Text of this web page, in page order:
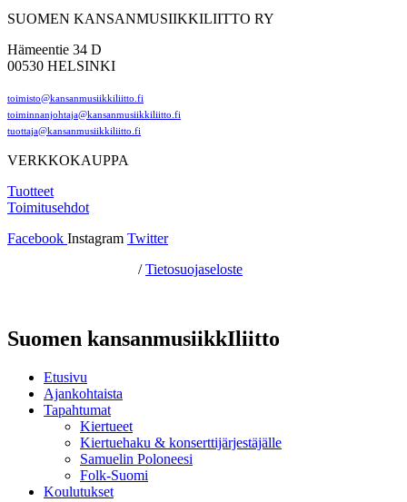
SUOMEN KANSANMUSIIKKILIITTO RY
Hämeentie 34 D
00530 HELSINKI
toimisto@kansanmusiikkiliitto.fi
toiminnanjohtaja@kansanmusiikkiliitto.fi
tuottaja@kansanmusiikkiliitto.fi
VERKKOKAUPPA
Tuotteet
Toimitusehdot
Facebook Instagram Twitter
/Tietosuojaseloste
Suomen kansanmusiikkIliitto
Etusivu
Ajankohtaista
Tapahtumat
Kiertueet
Kiertuehaku & konserttijärjestäjälle
Samuelin Poloneesi
Folk-Suomi
Koulutukset